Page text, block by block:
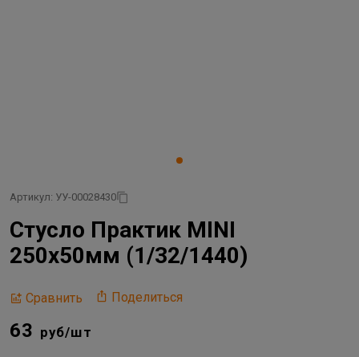
Артикул: УУ-00028430
Стусло Практик MINI
250х50мм (1/32/1440)
Сравнить Поделиться
63 руб/шт